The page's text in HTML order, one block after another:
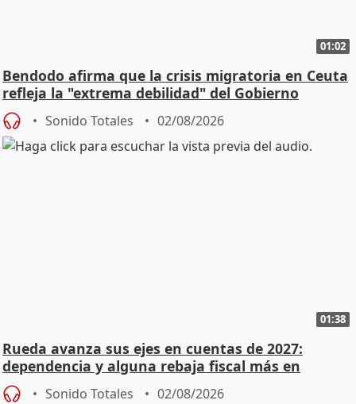
01:02
Bendodo afirma que la crisis migratoria en Ceuta
refleja la "extrema debilidad" del Gobierno
Sonido Totales 02/08/2026
01:38
Rueda avanza sus ejes en cuentas de 2027:
dependencia y alguna rebaja fiscal más en
vivienda
Sonido Totales 02/08/2026